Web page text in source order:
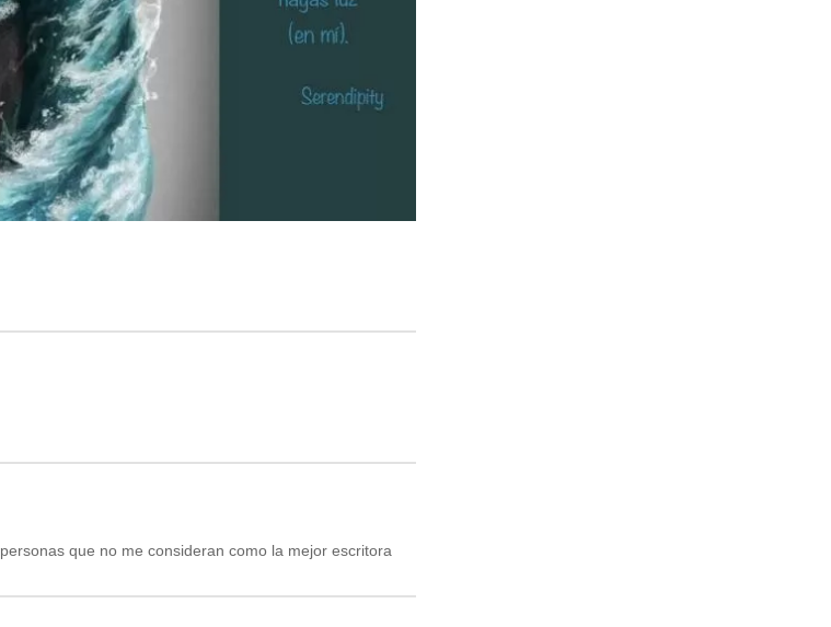
que no me consideran como la mejor escritora